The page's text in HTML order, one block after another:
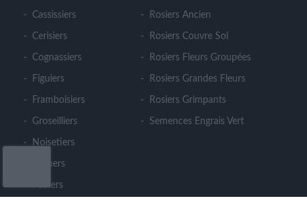
Cassissiers
Cerisiers
Cognassiers
Figuiers
Framboisiers
Groseilliers
Noisetiers
Pêchers
Poiriers
Rosiers Ancien
Rosiers Couvre Sol
Rosiers Fleurs Groupées
Rosiers Grandes Fleurs
Rosiers Grimpants
Semences Engrais Vert